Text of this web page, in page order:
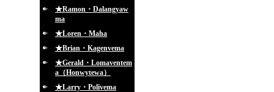
★Ramon・Dalangyaw
ma
★Loren・Maha
★Brian・Kagenvema
★Gerald・Lomaventem
a（Honwytewa）
★Larry・Polivema